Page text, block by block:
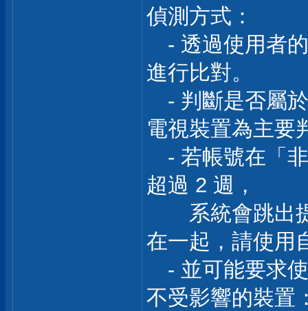
偵測方式：
- 透過使用者
進行比對。
- 判斷是否屬
電視裝置為主要
- 若帳號在「
超過 2 週，
系統會跳出提
在一起，請使用
- 並可能要求
不受影響的裝置